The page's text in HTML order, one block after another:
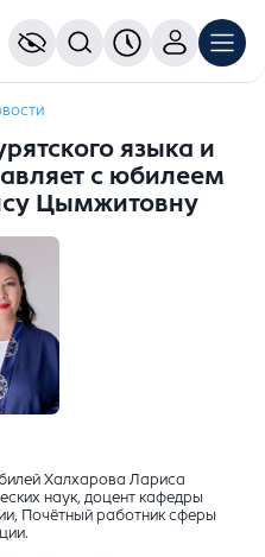
языка и
с юбилеем
Цымжитовну
Халхарова Лариса
наук, доцент кафедры
Почётный работник сферы